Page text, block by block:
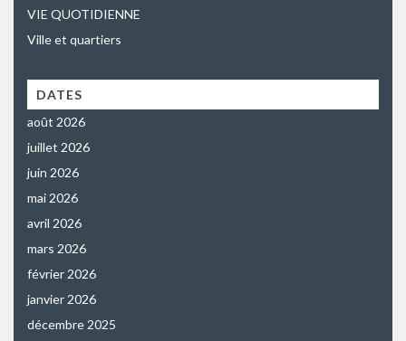
VIE QUOTIDIENNE
Ville et quartiers
DATES
août 2026
juillet 2026
juin 2026
mai 2026
avril 2026
mars 2026
février 2026
janvier 2026
décembre 2025